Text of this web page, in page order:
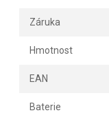
Záruka
Hmotnost
EAN
Baterie